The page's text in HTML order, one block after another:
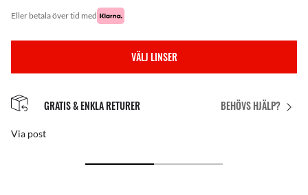
eller betala över tid med
VÄLJ LINSER
BEHÖVS HJÄLP?
GRATIS & ENKLA RETURER
Via post